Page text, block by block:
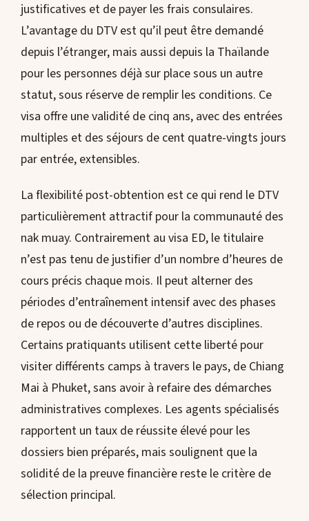
justificatives et de payer les frais consulaires.
L’avantage du DTV est qu’il peut être demandé
depuis l’étranger, mais aussi depuis la Thaïlande
pour les personnes déjà sur place sous un autre
statut, sous réserve de remplir les conditions. Ce
visa offre une validité de cinq ans, avec des entrées
multiples et des séjours de cent quatre-vingts jours
par entrée, extensibles.
La flexibilité post-obtention est ce qui rend le DTV
particulièrement attractif pour la communauté des
nak muay. Contrairement au visa ED, le titulaire
n’est pas tenu de justifier d’un nombre d’heures de
cours précis chaque mois. Il peut alterner des
périodes d’entraînement intensif avec des phases
de repos ou de découverte d’autres disciplines.
Certains pratiquants utilisent cette liberté pour
visiter différents camps à travers le pays, de Chiang
Mai à Phuket, sans avoir à refaire des démarches
administratives complexes. Les agents spécialisés
rapportent un taux de réussite élevé pour les
dossiers bien préparés, mais soulignent que la
solidité de la preuve financière reste le critère de
sélection principal.